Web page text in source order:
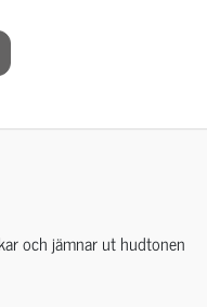
och jämnar ut hudtonen